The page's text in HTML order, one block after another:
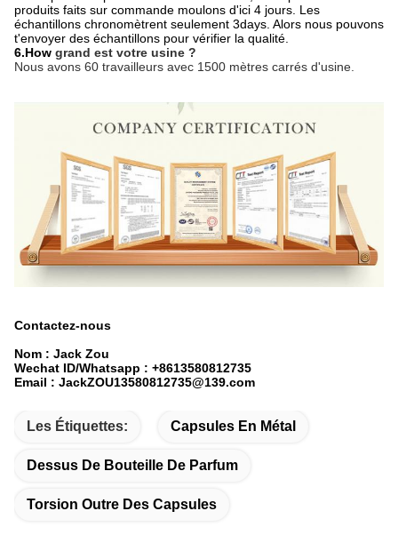
produits faits sur commande moulons d'ici 4 jours. Les
échantillons chronomètrent seulement 3days. Alors nous pouvons
t'envoyer des échantillons pour vérifier la qualité.
6.How grand est votre usine ?
Nous avons 60 travailleurs avec 1500 mètres carrés d'usine.
Contactez-nous
Nom : Jack Zou
Wechat ID/Whatsapp : +8613580812735
Email : JackZOU13580812735@139.com
Les Étiquettes: Capsules En Métal
Dessus De Bouteille De Parfum
Torsion Outre Des Capsules